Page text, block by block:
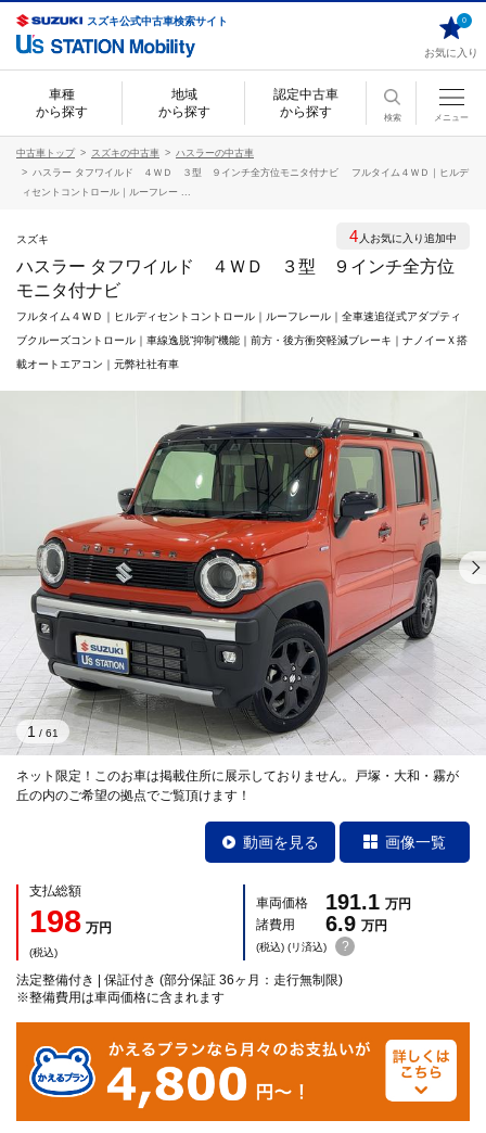
スズキ公式中古車検索サイト
お気に入り
0
車種
から探す
地域
から探す
認定中古車
から探す
検索 メニュー
中古車トップ スズキの中古車
ハスラーの中古車
ハスラー タフワイルド ４ＷＤ ３型 ９インチ全方位モニタ付ナビ フルタイム４ＷＤ｜ヒルデ
ィセントコントロール｜ルーフレー ...
スズキ
ハスラー タフワイルド ４ＷＤ ３型 ９インチ全方位
モニタ付ナビ
フルタイム４ＷＤ｜ヒルディセントコントロール｜ルーフレール｜全車速追従式アダプティ
ブクルーズコントロール｜車線逸脱”抑制”機能｜前方・後方衝突軽減ブレーキ｜ナノイーＸ搭
載オートエアコン｜元弊社社有車
ネット限定！このお車は掲載住所に展示しておりません。戸塚・大和・霧が
丘の内のご希望の拠点でご覧頂けます！
1 / 61
動画を見る 画像一覧
支払総額
198 万円
(税込)
車両価格 191.1 万円
諸費用
6.9 万円
(税込) (リ済込) ?
法定整備付き | 保証付き (部分保証 36ヶ月：走行無制限)
※整備費用は車両価格に含まれます
4 人お気に入り追加中